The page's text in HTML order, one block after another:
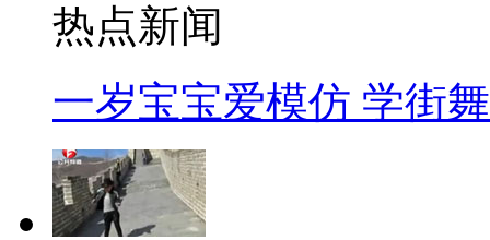
热点新闻
一岁宝宝爱模仿 学街